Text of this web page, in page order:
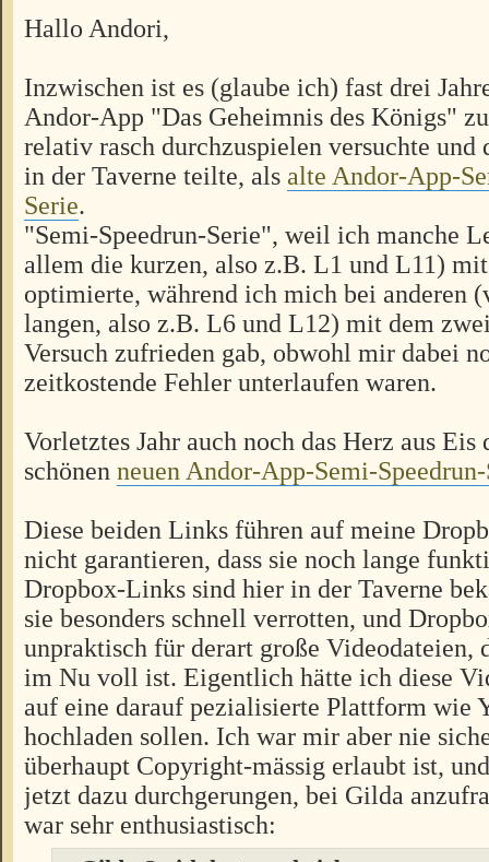
Hallo Andori,
Inzwischen ist es (glaube ich) fast drei
Andor-App "Das Geheimnis des Königs"
relativ rasch durchzuspielen versuchte und
in der Taverne teilte, als alte Andor-App-
Serie.
"Semi-Speedrun-Serie", weil ich manche
allem die kurzen, also z.B. L1 und L11)
optimierte, während ich mich bei anderen
langen, also z.B. L6 und L12) mit dem
Versuch zufrieden gab, obwohl mir dabei
zeitkostende Fehler unterlaufen waren.
Vorletztes Jahr auch noch das Herz aus
schönen neuen Andor-App-Semi-
Diese beiden Links führen auf meine
nicht garantieren, dass sie noch lange
Dropbox-Links sind hier in der Taverne
sie besonders schnell verrotten, und
unpraktisch für derart große Videodateien,
im Nu voll ist. Eigentlich hätte ich diese
auf eine darauf pezialisierte Plattform wie
hochladen sollen. Ich war mir aber nie
überhaupt Copyright-mässig erlaubt ist,
jetzt dazu durchgerungen, bei Gilda
war sehr enthusiastisch: